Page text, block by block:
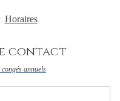
\ Horaires
contact
annuels